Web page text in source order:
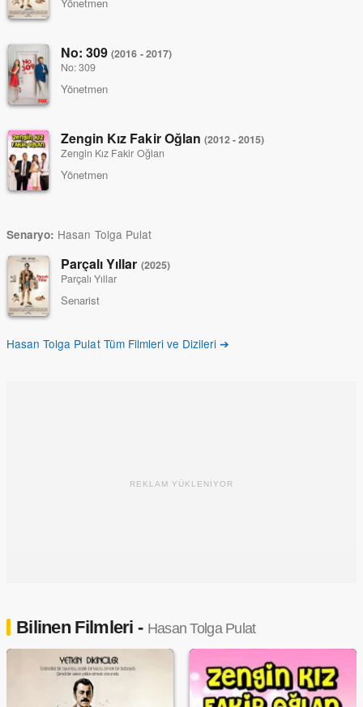
No: 309(2016 - 2017)
No: 309
Yönetmen
Zengin Kız Fakir Oğlan (2012 - 2015)
Zengin Kız Fakir Oğlan
Yönetmen
Senaryo: Hasan Tolga Pulat
Parçalı Yıllar (2025)
Parçalı Yıllar
Senarist
Hasan Tolga Pulat Tüm Filmleri ve Dizileri ➔
REKLAM YÜKLENİYOR
Bilinen Filmleri - Hasan Tolga Pulat